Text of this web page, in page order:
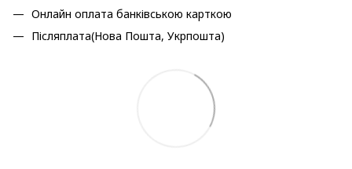
Онлайн оплата банківською карткою
Післяплата(Нова Пошта, Укрпошта)